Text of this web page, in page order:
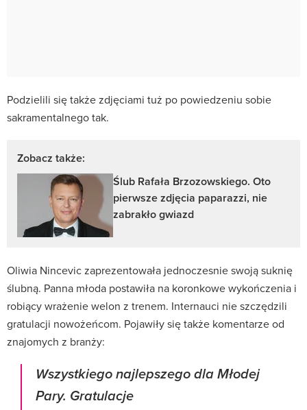
Podzielili się także zdjęciami tuż po powiedzeniu sobie
sakramentalnego tak.
Zobacz także:
Ślub Rafała Brzozowskiego. Oto
pierwsze zdjęcia paparazzi, nie
zabrakło gwiazd
Oliwia Nincevic zaprezentowała jednoczesnie swoją suknię
ślubną. Panna młoda postawiła na koronkowe wykończenia i
robiący wrażenie welon z trenem. Internauci nie szczędzili
gratulacji nowożeńcom. Pojawiły się także komentarze od
znajomych z branży:
Wszystkiego najlepszego dla Młodej
Pary. Gratulacje